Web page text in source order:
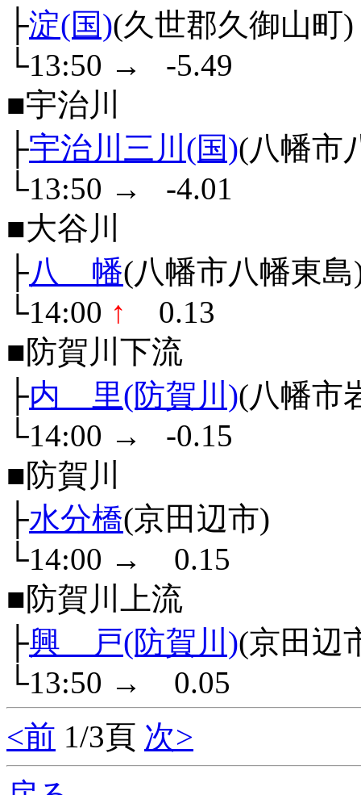
├淀(国)(久世郡久御山町)
└13:50 →
-5.49
■宇治川
├宇治川三川(国)(八幡市
└13:50 →
-4.01
■大谷川
├八 幡(八幡市八幡東島
└14:00 ↑
0.13
■防賀川下流
├内 里(防賀川)(八幡市
└14:00 →
-0.15
■防賀川
├水分橋(京田辺市)
└14:00 →
0.15
■防賀川上流
├興 戸(防賀川)(京田辺
└13:50 →
0.05
<前 1/3頁 次>